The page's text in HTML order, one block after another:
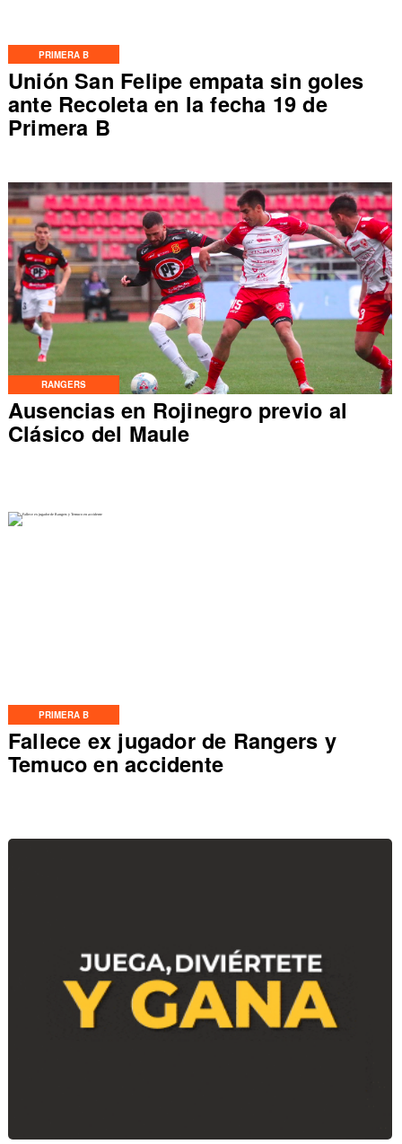
PRIMERA B
Unión San Felipe empata sin goles
ante Recoleta en la fecha 19 de
Primera B
RANGERS
Ausencias en Rojinegro previo al
Clásico del Maule
PRIMERA B
Fallece ex jugador de Rangers y
Temuco en accidente